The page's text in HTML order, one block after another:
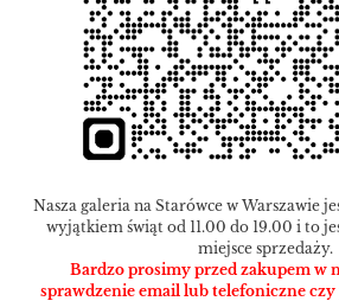
Nasza galeria na Starówce w Warszawie
wyjątkiem świąt od 11.00 do 19.00 i to
miejsce sprzedaży.
Bardzo prosimy przed zakupem w
sprawdzenie email lub telefoniczne czy